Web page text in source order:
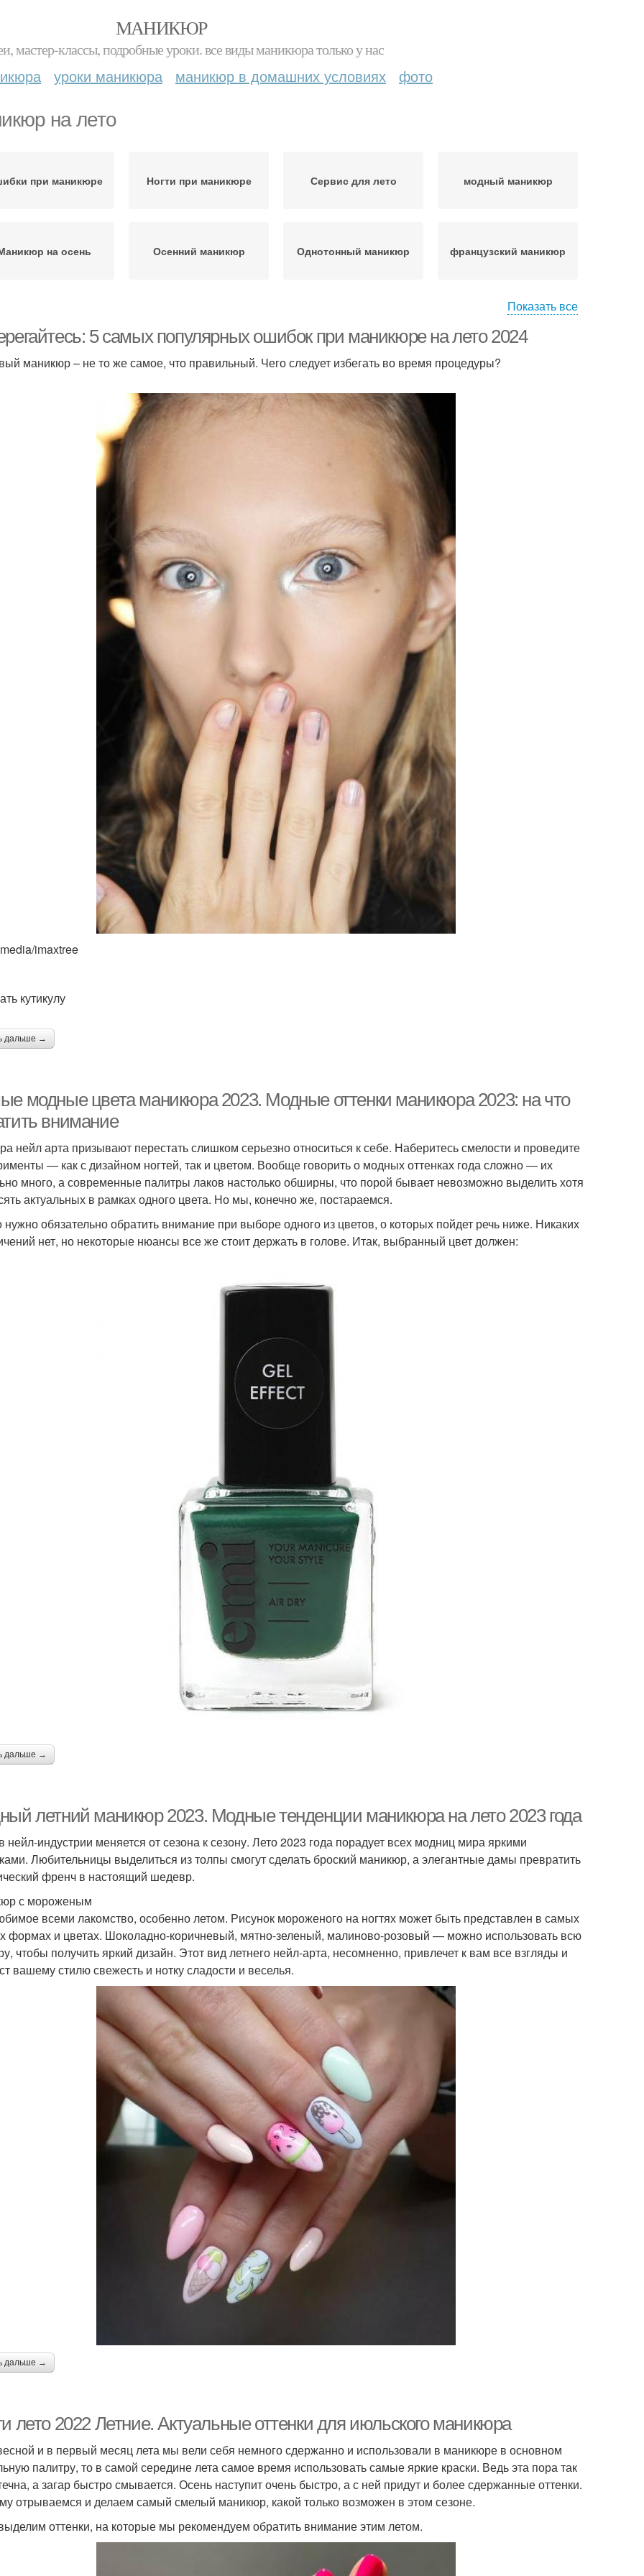
МАНИКЮР
мастер-классы, подробные уроки. все виды маникюра только у нас
уроки маникюра маникюр в домашних условиях фото
на лето
при маникюре Ногти при маникюре Сервис для лето модный маникюр
на осень Осенний маникюр Однотонный маникюр французский маникюр
маникюра
Ногти на лето
Оригинальный маникюр
Маникюр на коротких
ногтях
Яркий маникюр
Маникюр в пастельных
тонах
Маникюр в черном
Сдержанный маникюр
Показать все
5 самых популярных ошибок при маникюре на лето 2024
маникюр – не то же самое, что правильный. Чего следует избегать во время процедуры?
imaxtree
кутикулу
дальше →
модные цвета маникюра 2023. Модные оттенки маникюра 2023: на что
внимание
нейл арта призывают перестать слишком серьезно относиться к себе. Наберитесь смелости и проведите
— как с дизайном ногтей, так и цветом. Вообще говорить о модных оттенках года сложно — их
много, а современные палитры лаков настолько обширны, что порой бывает невозможно выделить хотя
актуальных в рамках одного цвета. Но мы, конечно же, постараемся.
нужно обязательно обратить внимание при выборе одного из цветов, о которых пойдет речь ниже. Никаких
нет, но некоторые нюансы все же стоит держать в голове. Итак, выбранный цвет должен:
дальше →
летний маникюр 2023. Модные тенденции маникюра на лето 2023 года
нейл-индустрии меняется от сезона к сезону. Лето 2023 года порадует всех модниц мира яркими
Любительницы выделиться из толпы смогут сделать броский маникюр, а элегантные дамы превратить
френч в настоящий шедевр.
с мороженым
всеми лакомство, особенно летом. Рисунок мороженого на ногтях может быть представлен в самых
формах и цветах. Шоколадно-коричневый, мятно-зеленый, малиново-розовый — можно использовать всю
чтобы получить яркий дизайн. Этот вид летнего нейл-арта, несомненно, привлечет к вам все взгляды и
вашему стилю свежесть и нотку сладости и веселья.
дальше →
лето 2022 Летние. Актуальные оттенки для июльского маникюра
и в первый месяц лета мы вели себя немного сдержанно и использовали в маникюре в основном
палитру, то в самой середине лета самое время использовать самые яркие краски. Ведь эта пора так
а загар быстро смывается. Осень наступит очень быстро, а с ней придут и более сдержанные оттенки.
отрываемся и делаем самый смелый маникюр, какой только возможен в этом сезоне.
оттенки, на которые мы рекомендуем обратить внимание этим летом.